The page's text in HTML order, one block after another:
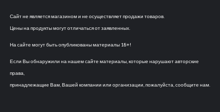
Сайт не является магазином и не осуществляет продажи товаров.
Цены на продукты могут отличаться от заявленных.
На сайте могут быть опубликованы материалы 18+!
Если Вы обнаружили на нашем сайте материалы, которые нарушают авторские
права,
принадлежащие Вам, Вашей компании или организации, пожалуйста, сообщите нам.